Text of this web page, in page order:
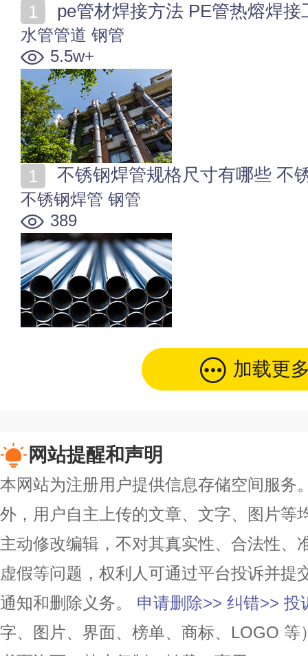
pe管材焊接方法 PE管热熔焊接
水管管道 钢管
5.5w+
不锈钢焊管规格尺寸有哪些 不
不锈钢焊管 钢管
389
加载更
网站提醒和声明
本网站为注册用户提供信息存储空间服务
外，用户自主上传的文章、文字、图片等
主动修改编辑，不对其真实性、合法性、
虚假等问题，权利人可通过平台投诉并提
通知和删除义务。
申请删除>> 纠错>> 投
字、图片、界面、榜单、商标、LOGO